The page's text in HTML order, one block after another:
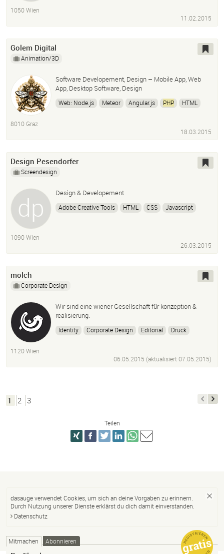
1050 Wien
11.02.2015
Golem Digital
Animation/3D
Software Developement, Design – Mobile App, Web
App, Desktop Software, Design
Web: Node.js Meteor Angular.js PHP
HTML
8010 Graz
18.03.2015
Design Pesendorfer
Screendesign
Design & Developement
Adobe Creative Tools HTML CSS
Javascript
1090 Wien
26.03.2015
molch
Corporate Design
Wir sind eine wiener Gesellschaft für konzeption &
realisierung.
Identity Corporate Design Editorial
Druck
1120 Wien
06.05.2015 (aktualisiert07.05.2015)
1 2 3
Teilen
dasauge verwendet Cookies, um sich an deine Vorgaben zu erinnern.
Durch Nutzung unserer Dienste erklärst du dich damit einverstanden.
Datenschutz
Mitmachen Abonnieren